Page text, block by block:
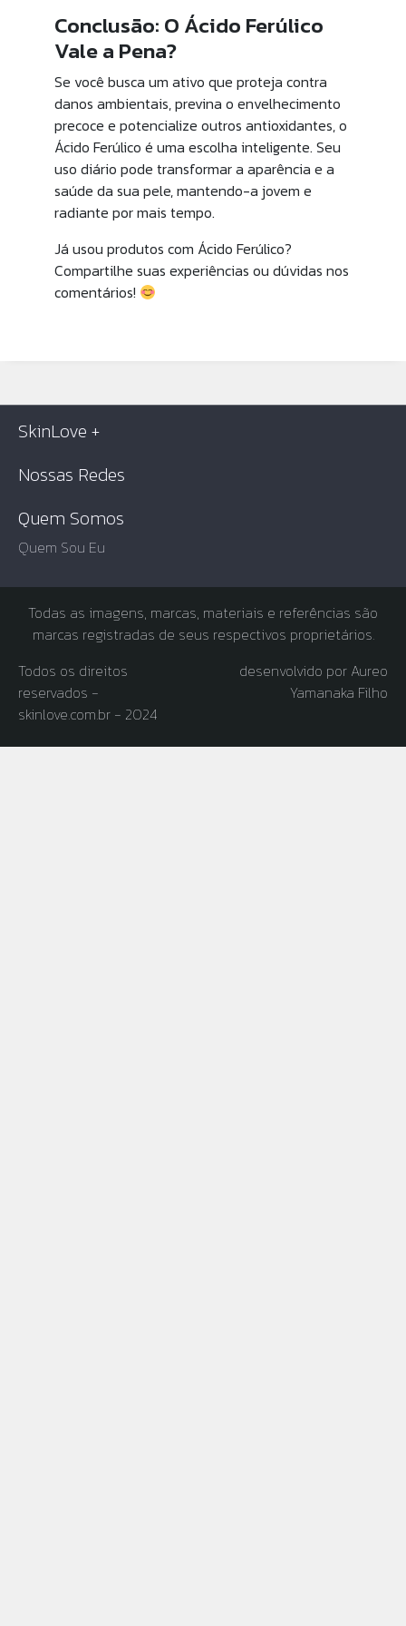
Conclusão: O Ácido Ferúlico
Vale a Pena?
Se você busca um ativo que proteja contra
danos ambientais, previna o envelhecimento
precoce e potencialize outros antioxidantes, o
Ácido Ferúlico é uma escolha inteligente. Seu
uso diário pode transformar a aparência e a
saúde da sua pele, mantendo-a jovem e
radiante por mais tempo.
Já usou produtos com Ácido Ferúlico?
Compartilhe suas experiências ou dúvidas nos
comentários!
SkinLove +
Nossas Redes
Quem Somos
Quem Sou Eu
Todas as imagens, marcas, materiais e referências são
marcas registradas de seus respectivos proprietários.
Todos os direitos
reservados -
skinlove.com.br - 2024
desenvolvido por Aureo
Yamanaka Filho